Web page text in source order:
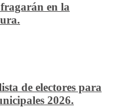
en la
de electores para
2026.